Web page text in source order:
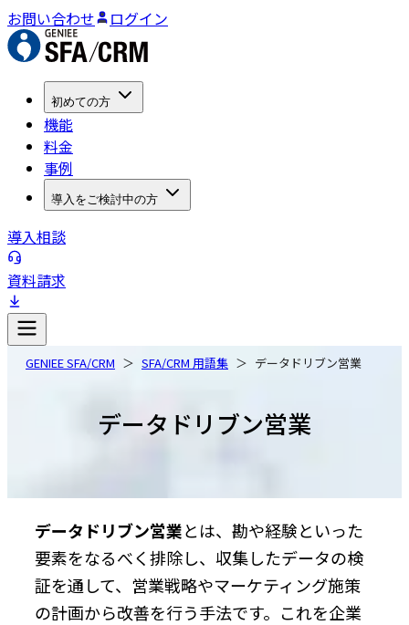
お問い合わせ ログイン
初めての方
機能
料金
事例
導入をご検討中の方
導入相談
資料請求
GENIEE SFA/CRM SFA/CRM 用語集 データドリブン営業
データドリブン営業
データドリブン営業とは、勘や経験といった
要素をなるべく排除し、収集したデータの検
証を通して、営業戦略やマーケティング施策
の計画から改善を行う手法です。これを企業